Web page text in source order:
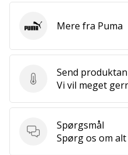
artikler
Send
Send
Vi vil meget
Spørgsmål
Spørgsmål
Spørg os om alt
PumaMere fra Puma